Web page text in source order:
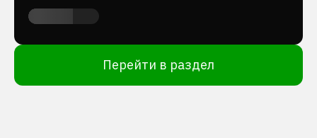
Перейти в раздел